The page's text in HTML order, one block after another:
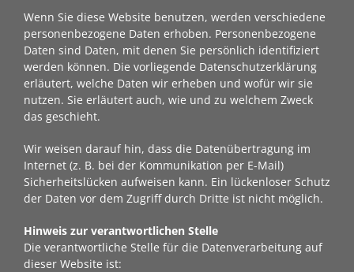
Wenn Sie diese Website benutzen, werden verschiedene
personenbezogene Daten erhoben. Personenbezogene
Daten sind Daten, mit denen Sie persönlich identifiziert
werden können. Die vorliegende Datenschutzerklärung
erläutert, welche Daten wir erheben und wofür wir sie
nutzen. Sie erläutert auch, wie und zu welchem Zweck
das geschieht.
Wir weisen darauf hin, dass die Datenübertragung im
Internet (z. B. bei der Kommunikation per E-Mail)
Sicherheitslücken aufweisen kann. Ein lückenloser Schutz
der Daten vor dem Zugriff durch Dritte ist nicht möglich.
Hinweis zur verantwortlichen Stelle
Die verantwortliche Stelle für die Datenverarbeitung auf
dieser Website ist: